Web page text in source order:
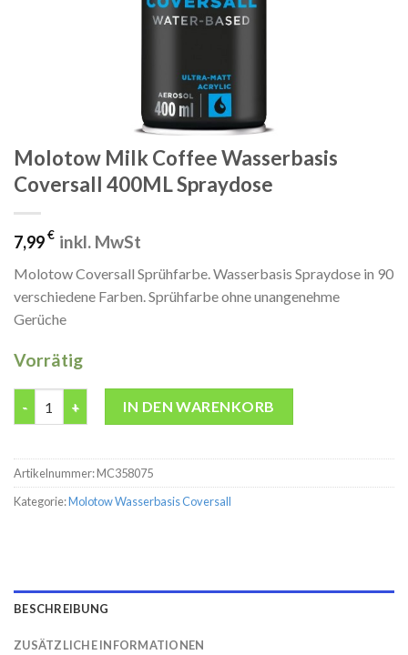
Molotow Milk Coffee Wasserbasis
Coversall 400ML Spraydose
7,99€ inkl. MwSt
Molotow Coversall Sprühfarbe. Wasserbasis Spraydose in 90
verschiedene Farben. Sprühfarbe ohne unangenehme
Gerüche
Vorrätig
IN DEN WARENKORB
Artikelnummer:MC358075
Kategorie:Molotow Wasserbasis Coversall
BESCHREIBUNG
ZUSÄTZLICHE INFORMATIONEN